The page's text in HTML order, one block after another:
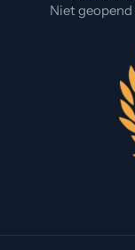
Niet